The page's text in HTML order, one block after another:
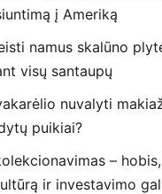
į Ameriką
namus skalūno
visų santaupų
nuvalyti
puikiai?
–
ir investavimo